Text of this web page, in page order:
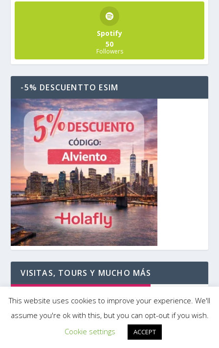
Spotify
50
Followers
-5% DESCUENTTO ESIM
VISITAS, TOURS Y MUCHO MÁS
This website uses cookies to improve your experience. We'll
assume you're ok with this, but you can opt-out if you wish.
Cookie settings
ACCEPT